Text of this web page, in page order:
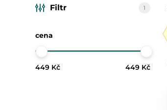
Filtr 1
cena
449 Kč 449 Kč